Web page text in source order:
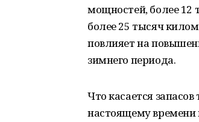
мощностей, более 12
более 25 тысяч
повлияет на
зимнего периода.
Что касается
настоящему времени